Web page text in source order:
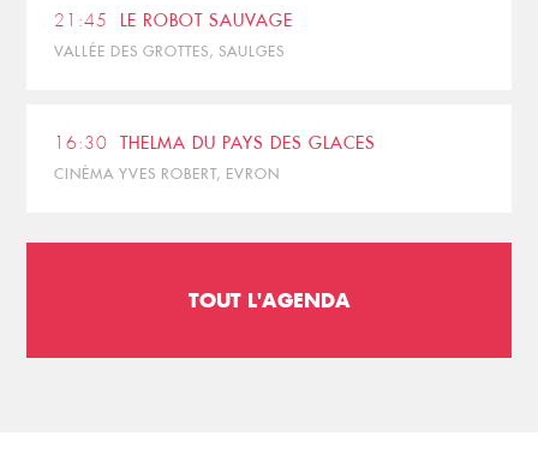
21:45 LE ROBOT SAUVAGE
VALLÉE DES GROTTES, SAULGES
16:30 THELMA DU PAYS DES GLACES
CINÉMA YVES ROBERT, EVRON
TOUT L'AGENDA